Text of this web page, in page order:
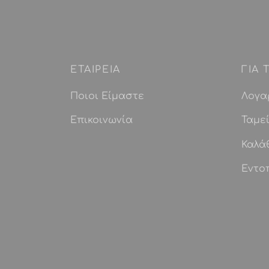
ΕΤΑΙΡEIΑ
Ποιοι Είμαστε
Επικοινωνία
ΓΙΑ